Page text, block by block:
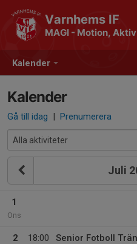
Kalender
Varnhems IF
Kalender
Gå till idag | Prenumerera
Juli
1
Ons
2
18:00
Senior Fotboll